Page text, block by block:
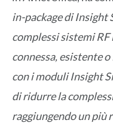
in-package di Insight
complessi sistemi
connessa, esistente
con i moduli Insight
di ridurre la
raggiungendo un più